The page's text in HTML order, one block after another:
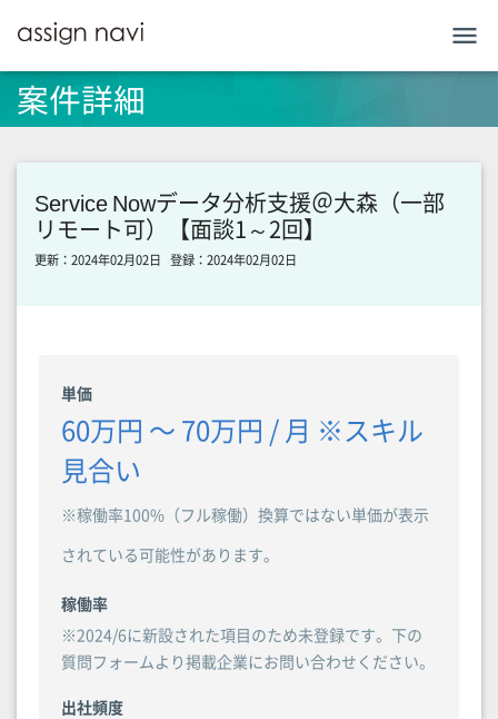
menu
案件詳細
Service Nowデータ分析支援＠大森（一部
リモート可）【面談1～2回】
更新：2024年02月02日 登録：2024年02月02日
単価
60万円 〜 70万円 / 月 ※スキル
見合い
※稼働率100%（フル稼働）換算ではない単価が表示
されている可能性があります。
稼働率
※2024/6に新設された項目のため未登録です。下の
質問フォームより掲載企業にお問い合わせください。
出社頻度